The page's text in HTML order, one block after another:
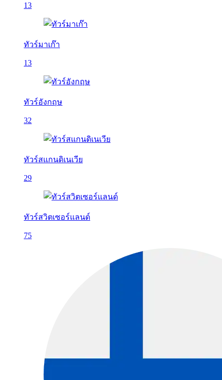
13
ทัวร์มาเก๊า
13
ทัวร์อังกฤษ
32
ทัวร์สแกนดิเนเวีย
29
ทัวร์สวิตเซอร์แลนด์
75